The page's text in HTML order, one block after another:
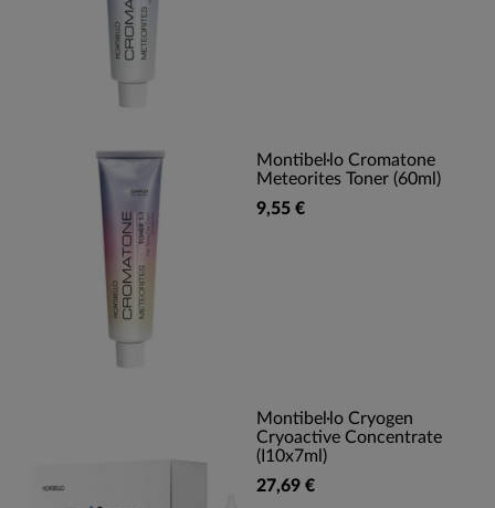
Montibel·lo Cromatone
Meteorites Toner (60ml)
9,55 €
Montibel·lo Cryogen
Cryoactive Concentrate
(I10x7ml)
27,69 €